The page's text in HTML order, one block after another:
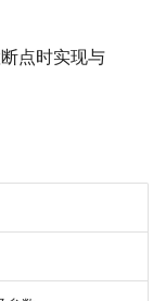
点时实现与